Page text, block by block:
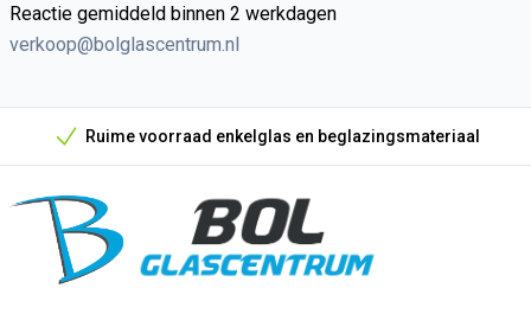
Reactie gemiddeld binnen 2 werkdagen
verkoop@bolglascentrum.nl
Onze unieke verkoopargumenten
Ruime voorraad enkelglas en beglazingsmateriaal